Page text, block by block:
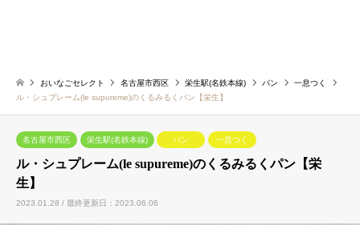
おいなごセレクト 名古屋市西区 栄生駅(名鉄本線) パン
一息つく
ル・シュプレーム(le supureme)のくるみるくパン【栄生】
名古屋市西区 栄生駅(名鉄本線) パン 一息つく
ル・シュプレーム(le supureme)のくるみるくパン【栄
生】
2023.01.28 / 最終更新日：2023.06.06